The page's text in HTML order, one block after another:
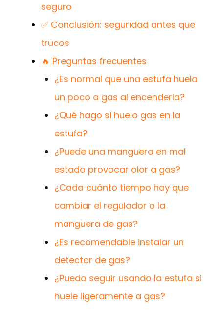
seguro
✅ Conclusión: seguridad antes que
trucos
🔥 Preguntas frecuentes
¿Es normal que una estufa huela
un poco a gas al encenderla?
¿Qué hago si huelo gas en la
estufa?
¿Puede una manguera en mal
estado provocar olor a gas?
¿Cada cuánto tiempo hay que
cambiar el regulador o la
manguera de gas?
¿Es recomendable instalar un
detector de gas?
¿Puedo seguir usando la estufa si
huele ligeramente a gas?